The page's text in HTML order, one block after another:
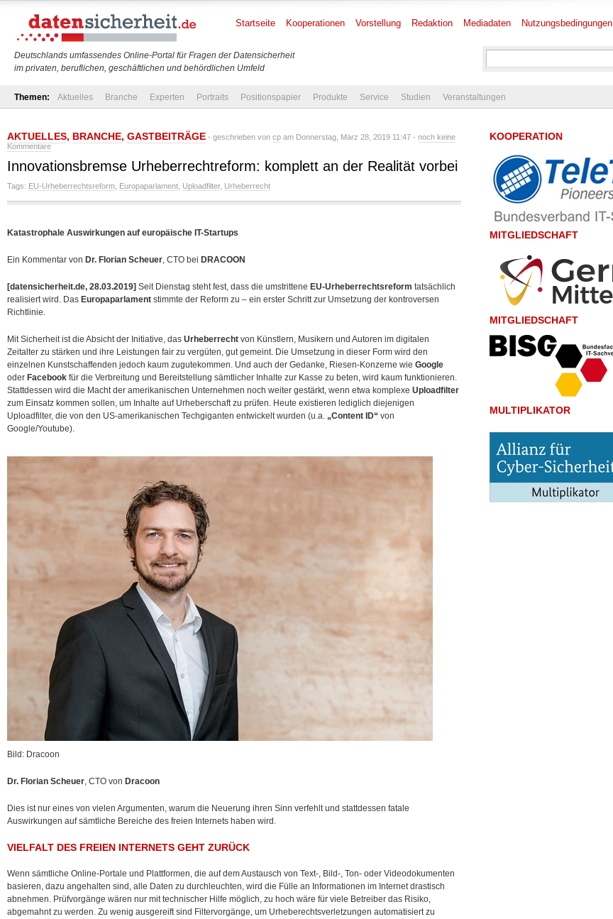
Deutschlands umfassendes Online-Portal für Fragen der Datensicherheit
im privaten, beruflichen, geschäftlichen und behördlichen Umfeld
Startseite Kooperationen Vorstellung Redaktion Mediadaten Nutzungsbedingungen
Themen: Aktuelles Branche Experten Portraits Positionspapier Produkte Service Studien Veranstaltungen
AKTUELLES, BRANCHE, GASTBEITRÄGE - geschrieben von cp am Donnerstag, März 28, 2019 11:47 - noch keine
Kommentare
Innovationsbremse Urheberrechtreform: komplett an der Realität vorbei
Tags: EU-Urheberrechtsreform Europaparlament Uploadfilter, Urheberrecht
Katastrophale Auswirkungen auf europäische IT-Startups
Ein Kommentar von Dr. Florian Scheuer, CTO bei DRACOON
[datensicherheit.de, 28.03.2019] Seit Dienstag steht fest, dass die umstrittene EU-Urheberrechtsreform tatsächlich
realisiert wird. Das Europaparlament stimmte der Reform zu – ein erster Schritt zur Umsetzung der kontroversen
Richtlinie.
Mit Sicherheit ist die Absicht der Initiative, das Urheberrecht von Künstlern, Musikern und Autoren im digitalen
Zeitalter zu stärken und ihre Leistungen fair zu vergüten, gut gemeint. Die Umsetzung in dieser Form wird den
einzelnen Kunstschaffenden jedoch kaum zugutekommen. Und auch der Gedanke, Riesen-Konzerne wie Google
oder Facebook für die Verbreitung und Bereitstellung sämtlicher Inhalte zur Kasse zu beten, wird kaum funktionieren.
Stattdessen wird die Macht der amerikanischen Unternehmen noch weiter gestärkt, wenn etwa komplexe Uploadfilter
zum Einsatz kommen sollen, um Inhalte auf Urheberschaft zu prüfen. Heute existieren lediglich diejenigen
Uploadfilter, die von den US-amerikanischen Techgiganten entwickelt wurden (u.a. „Content ID“ von
Google/Youtube).
Bild: Dracoon
Dr. Florian Scheuer, CTO von Dracoon
Dies ist nur eines von vielen Argumenten, warum die Neuerung ihren Sinn verfehlt und stattdessen fatale
Auswirkungen auf sämtliche Bereiche des freien Internets haben wird.
VIELFALT DES FREIEN INTERNETS GEHT ZURÜCK
Wenn sämtliche Online-Portale und Plattformen, die auf dem Austausch von Text-, Bild-, Ton- oder Videodokumenten
basieren, dazu angehalten sind, alle Daten zu durchleuchten, wird die Fülle an Informationen im Internet drastisch
abnehmen. Prüfvorgänge wären nur mit technischer Hilfe möglich, zu hoch wäre für viele Betreiber das Risiko,
abgemahnt zu werden. Zu wenig ausgereift sind Filtervorgänge, um Urheberechtsverletzungen automatisiert zu
KOOPERATION
MITGLIEDSCHAFT
MITGLIEDSCHAFT
MULTIPLIKATOR